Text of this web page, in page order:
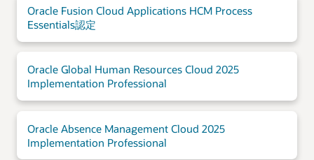
Oracle Fusion Cloud Applications HCM Process
Essentials認定
Oracle Global Human Resources Cloud 2025
Implementation Professional
Oracle Absence Management Cloud 2025
Implementation Professional